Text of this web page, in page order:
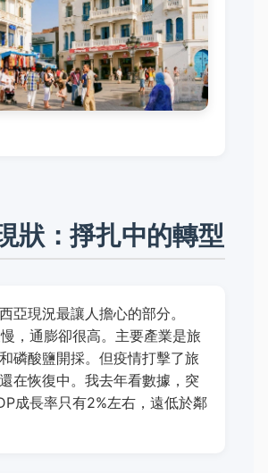
狀：掙扎中的轉型
亞現況最讓人擔心的部分。
，通膨卻很高。主要產業是旅
磷酸鹽開採。但疫情打擊了旅
在恢復中。我去年看數據，突
成長率只有2%左右，遠低於鄰